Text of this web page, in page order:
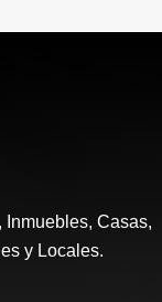
Casas,
y Locales.